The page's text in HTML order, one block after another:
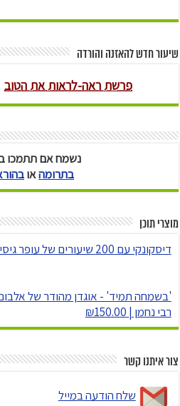
שיעור חדש להאזנה והורדה
נשמח אם תתמכו
בתרומהאו
מוצרי תוכן
דיסקונקי עם 200 שיעורים של עופר גיסין | ₪120.00
'בשמחה תמיד' - אוגדן מהודר של
רבי נחמן | ₪150.00
צור איתנו קשר
שלח הודעה במייל